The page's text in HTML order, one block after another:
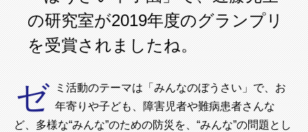
の研究室が2019年度のグランプリ
を受賞されましたね。
ゼ ミ活動のテーマは「みんなのぼうさい」で、お
年寄りや子ども、障害児者や難病患者さんな
ど、多様な“みんな”のための防災を、“みんな”の問題とし